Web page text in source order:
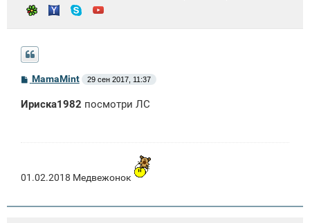
С
о
б
MamaMint 29 сен 2017, 11:37
Ириска1982 посмотри ЛС
01.02.2018 Медвежонок